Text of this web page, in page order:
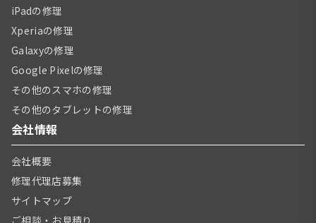
iPadの修理
Xperiaの修理
Galaxyの修理
Google Pixelの修理
その他のスマホの修理
その他のタブレットの修理
会社情報
会社概要
修理代理店募集
サイトマップ